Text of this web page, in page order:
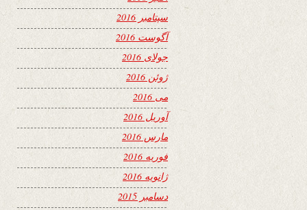
سپتامبر 2016
آگوست 2016
جولای 2016
ژوئن 2016
می 2016
آوریل 2016
مارس 2016
فوریه 2016
ژانویه 2016
دسامبر 2015